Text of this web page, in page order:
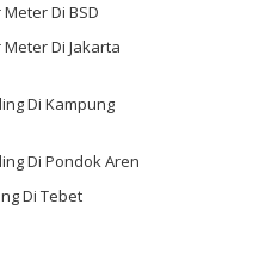
Di BSD
Meter Di Jakarta
Di Kampung
Di Pondok Aren
Di Tebet